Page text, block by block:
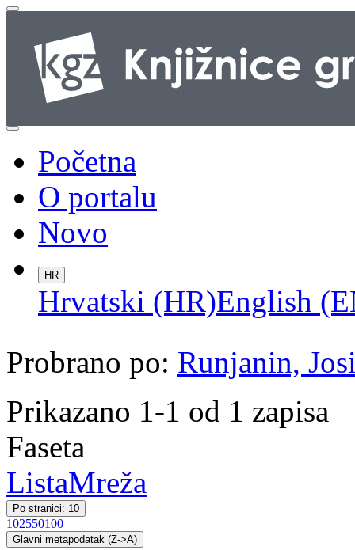
Početna
O portalu
Novo
HR
Hrvatski (HR)English
Probrano po: Runjanin,
Prikazano 1-1 od 1 zapisa
Faseta
ListaMreža
Po stranici: 10
102550100
Glavni metapodatak (Z->A)